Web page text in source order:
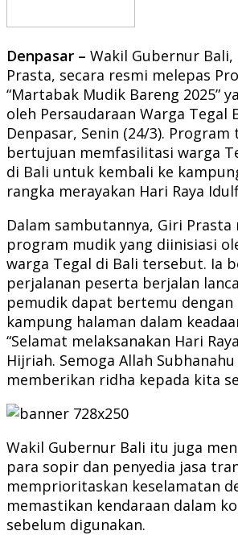
Denpasar – Wakil Gubernur Bali,
Prasta, secara resmi melepas
“Martabak Mudik Bareng 2025”
oleh Persaudaraan Warga Tegal
Denpasar, Senin (24/3).
bertujuan memfasilitasi warga
di Bali untuk kembali ke
rangka merayakan Hari Raya
Dalam sambutannya, Giri Prasta
program mudik yang diinisiasi
warga Tegal di Bali tersebut. Ia
perjalanan peserta berjalan
pemudik dapat bertemu dengan
kampung halaman dalam
“Selamat melaksanakan Hari
Hijriah. Semoga Allah Subhanahu
memberikan ridha kepada kita
Wakil Gubernur Bali itu juga
para sopir dan penyedia jasa
memprioritaskan keselamatan
memastikan kendaraan dalam
sebelum digunakan.